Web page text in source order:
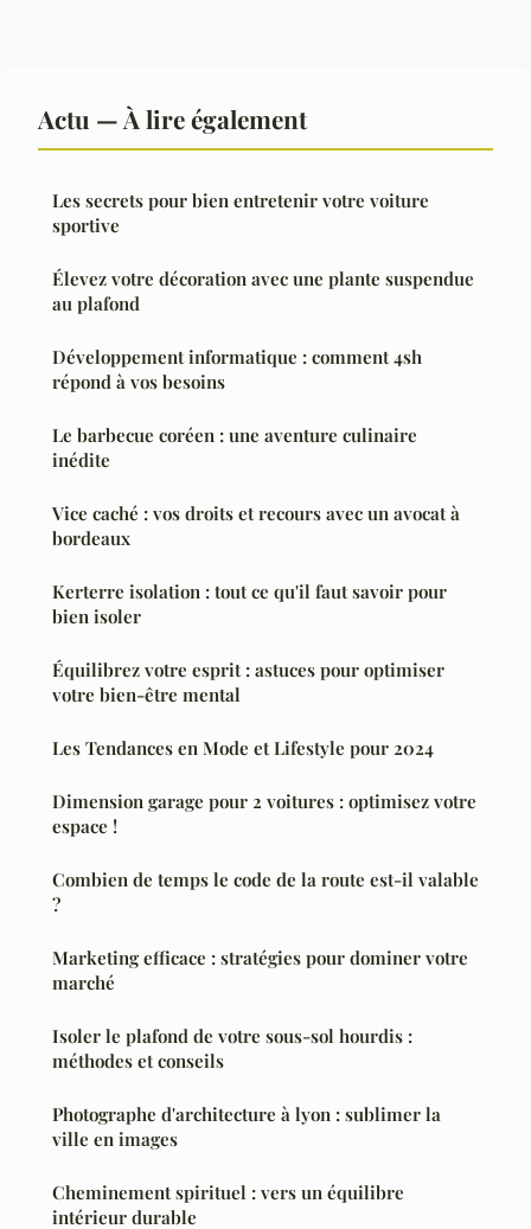
Actu — À lire également
Les secrets pour bien entretenir votre voiture
sportive
Élevez votre décoration avec une plante suspendue
au plafond
Développement informatique : comment 4sh
répond à vos besoins
Le barbecue coréen : une aventure culinaire
inédite
Vice caché : vos droits et recours avec un avocat à
bordeaux
Kerterre isolation : tout ce qu'il faut savoir pour
bien isoler
Équilibrez votre esprit : astuces pour optimiser
votre bien-être mental
Les Tendances en Mode et Lifestyle pour 2024
Dimension garage pour 2 voitures : optimisez votre
espace !
Combien de temps le code de la route est-il valable
?
Marketing efficace : stratégies pour dominer votre
marché
Isoler le plafond de votre sous-sol hourdis :
méthodes et conseils
Photographe d'architecture à lyon : sublimer la
ville en images
Cheminement spirituel : vers un équilibre
intérieur durable